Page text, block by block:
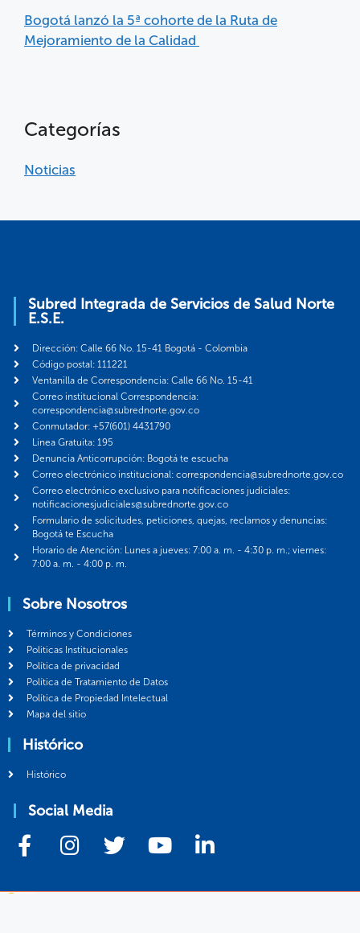
Bogotá lanzó la 5ª cohorte de la Ruta de
Mejoramiento de la Calidad
Categorías
Noticias
Subred Integrada de Servicios de Salud Norte
E.S.E.
Dirección: Calle 66 No. 15-41 Bogotá - Colombia
Código postal: 111221
Ventanilla de Correspondencia: Calle 66 No. 15-41
Correo institucional Correspondencia:
correspondencia@subrednorte.gov.co
Conmutador: +57(601) 4431790
Línea Gratuita: 195
Denuncia Anticorrupción: Bogotá te escucha
Correo electrónico institucional: correspondencia@subrednorte.gov.co
Correo electrónico exclusivo para notificaciones judiciales:
notificacionesjudiciales@subrednorte.gov.co
Formulario de solicitudes, peticiones, quejas, reclamos y denuncias:
Bogotá te Escucha
Horario de Atención: Lunes a jueves: 7:00 a. m. - 4:30 p. m.; viernes:
7:00 a. m. - 4:00 p. m.
Sobre Nosotros
Términos y Condiciones
Politicas Institucionales
Política de privacidad
Política de Tratamiento de Datos
Política de Propiedad Intelectual
Mapa del sitio
Histórico
Histórico
Social Media